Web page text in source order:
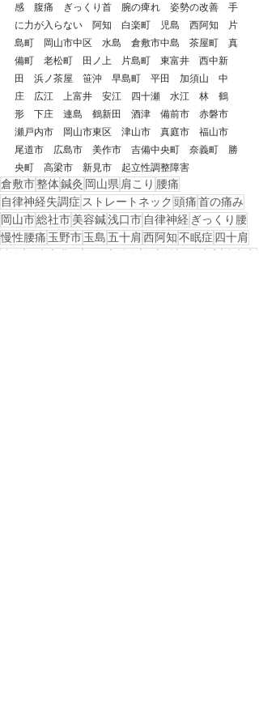
感　腹痛　ぎっくり首　腕の痺れ　姿勢の改善　手
に力が入らない　阿知　白楽町　児島　西阿知　片
島町　岡山市中区　水島　倉敷市中島　茶屋町　真
備町　老松町　田ノ上　片島町　東富井　西中新
田　浜ノ茶屋　笹沖　早島町　平田　加須山　中
庄　広江　上富井　安江　四十瀬　水江　林　鶴
形　下庄　連島　鶴新田　酒津　備前市　赤磐市
瀬戸内市　岡山市東区　津山市　真庭市　福山市
尾道市　広島市　美作市　吉備中央町　奈義町　勝
央町　高梁市　新見市　起立性調整障害
倉敷市整体鍼灸 岡山県 肩こり 腰痛
自律神経失調症 ストレートネック 頭痛首の痛み
岡山市総社市美容鍼浅口市 自律神経 ぎっくり腰
慢性腰痛 玉野市玉島 五十肩西阿知不眠症 四十肩